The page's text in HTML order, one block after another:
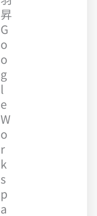
昇
G
o
o
g
l
e
W
o
r
k
s
p
a